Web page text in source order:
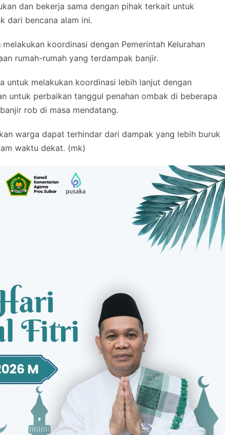
dan bekerja sama dengan pihak terkait untuk
dari bencana alam ini.
koordinasi dengan Pemerintah Kelurahan
rumah-rumah yang terdampak banjir.
untuk melakukan koordinasi lebih lanjut dengan
untuk perbaikan tanggul penahan ombak di beberapa
rob di masa mendatang.
warga dapat terhindar dari dampak yang lebih buruk
waktu dekat. (mk)